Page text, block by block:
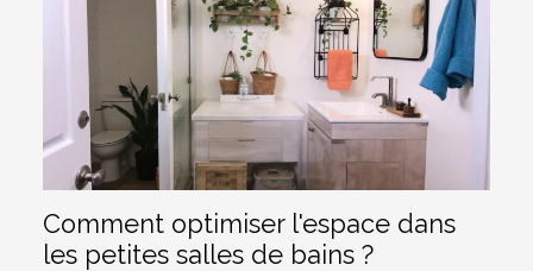
Comment optimiser l'espace dans
les petites salles de bains ?